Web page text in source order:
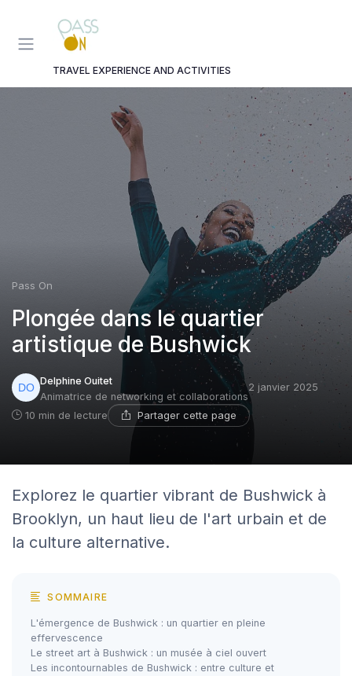
TRAVEL EXPERIENCE AND ACTIVITIES
Pass On
Plongée dans le quartier
artistique de Bushwick
Delphine Ouitet
Animatrice de networking et collaborations
2 janvier 2025
10 min de lecture Partager cette page
Explorez le quartier vibrant de Bushwick à
Brooklyn, un haut lieu de l'art urbain et de
la culture alternative.
SOMMAIRE
L'émergence de Bushwick : un quartier en pleine
effervescence
Le street art à Bushwick : un musée à ciel ouvert
Les incontournables de Bushwick : entre culture et